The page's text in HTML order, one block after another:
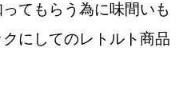
てもらう為に味間いも
にしてのレトルト商品